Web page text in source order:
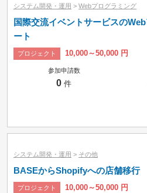
システム開発・運用 > Webプログラミング
国際交流イベントサービスの
ート
プロジェクト 10,000～50,000 円
参加申請数
0 件
システム開発・運用 > その他
BASEからShopifyへの店舗移行
プロジェクト 10,000～50,000 円